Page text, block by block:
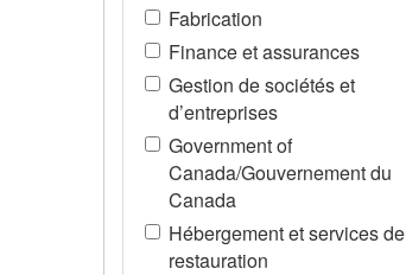
Fabrication
Finance et assurances
Gestion de sociétés et
d’entreprises
Government of
Canada/Gouvernement du
Canada
Hébergement et services de
restauration